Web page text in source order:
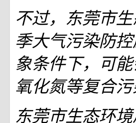
不过，东莞市
季大气污染防
象条件下，可
氧化氮等复合污
东莞市生态环